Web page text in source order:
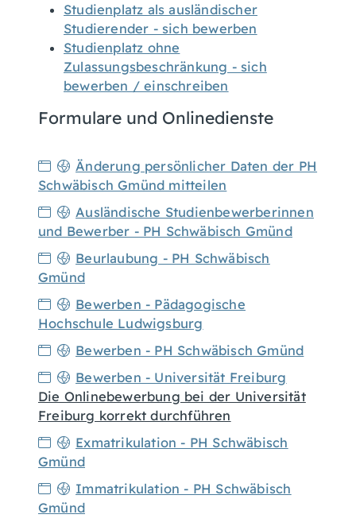
Studienplatz als ausländischer
Studierender - sich bewerben
Studienplatz ohne
Zulassungsbeschränkung - sich
bewerben / einschreiben
Formulare und Onlinedienste
Änderung persönlicher Daten der PH
Schwäbisch Gmünd mitteilen
Ausländische Studienbewerberinnen
und Bewerber - PH Schwäbisch Gmünd
Beurlaubung - PH Schwäbisch
Gmünd
Bewerben - Pädagogische
Hochschule Ludwigsburg
Bewerben - PH Schwäbisch Gmünd
Bewerben - Universität Freiburg
Die Onlinebewerbung bei der Universität
Freiburg korrekt durchführen
Exmatrikulation - PH Schwäbisch
Gmünd
Immatrikulation - PH Schwäbisch
Gmünd